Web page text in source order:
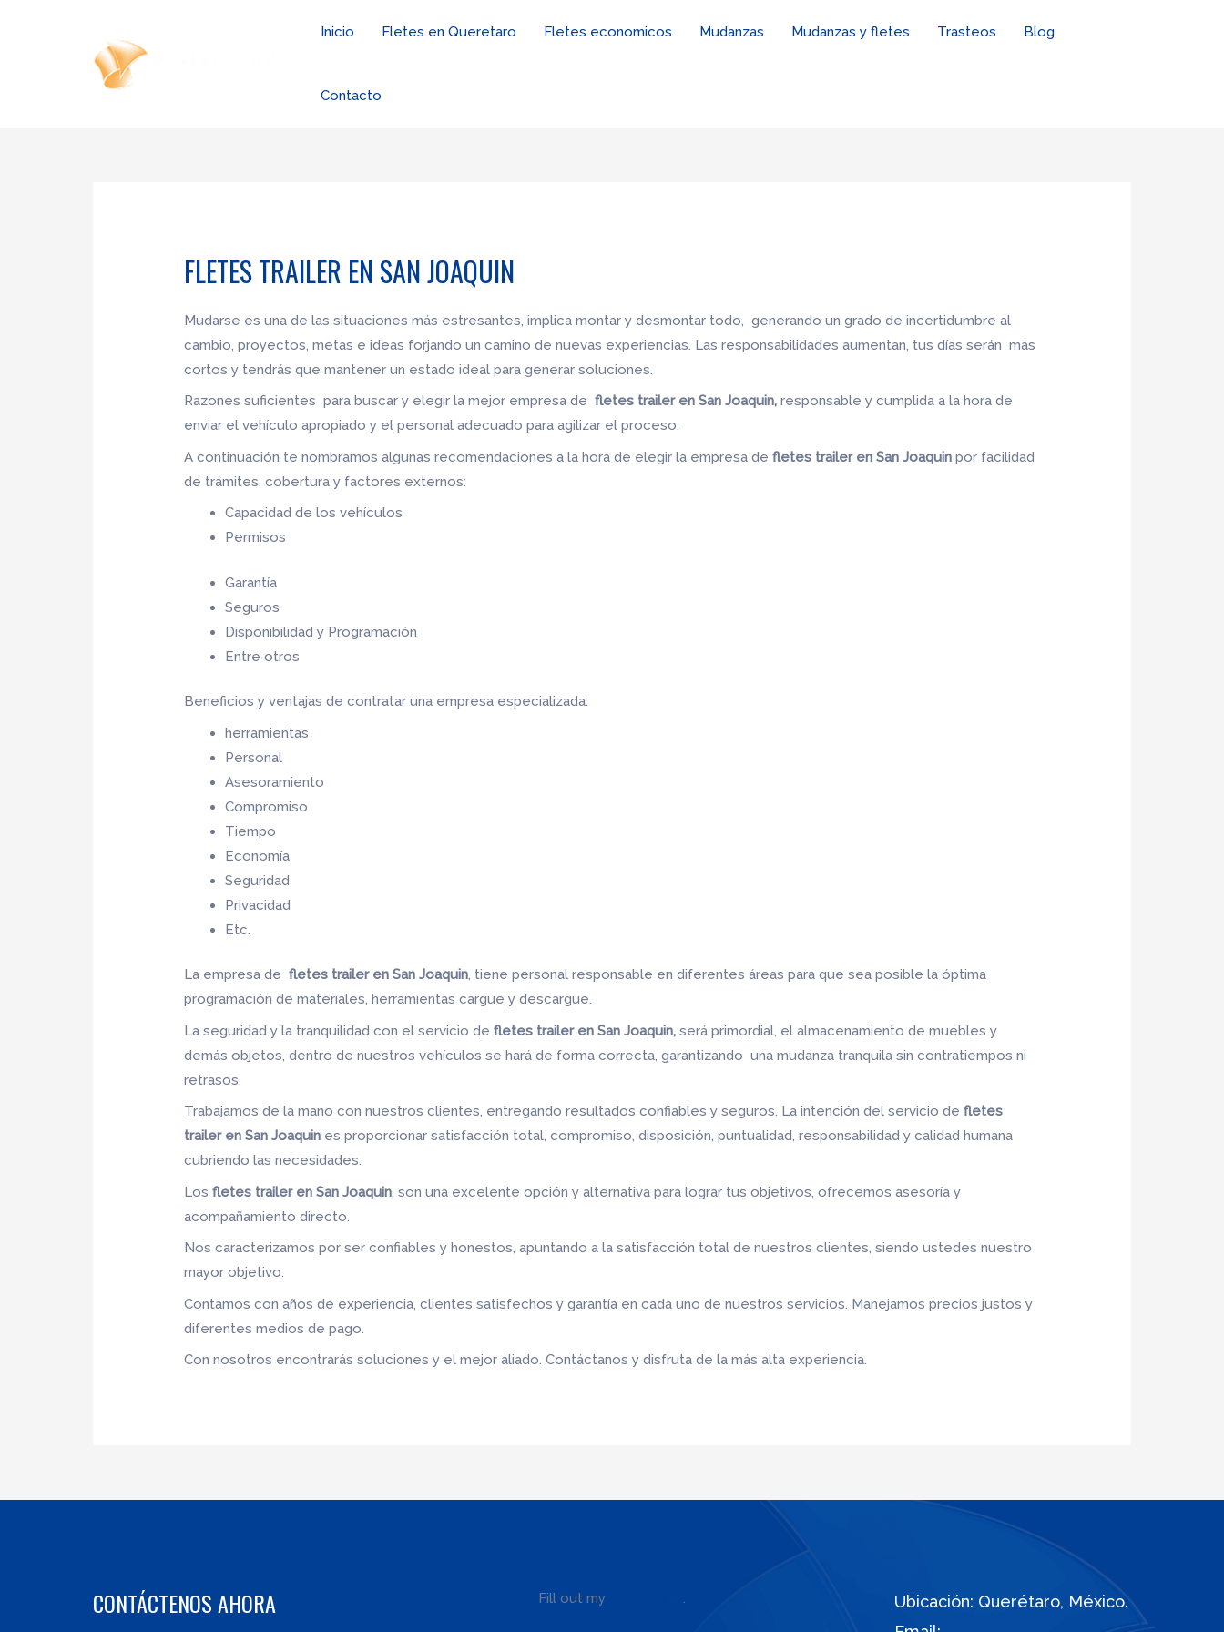
Inicio Fletes en Queretaro Fletes economicos Mudanzas Mudanzas y fletes Trasteos Blog
Contacto
FLETES TRAILER EN SAN JOAQUIN
Mudarse es una de las situaciones más estresantes, implica montar y desmontar todo, generando un grado de incertidumbre al
cambio, proyectos, metas e ideas forjando un camino de nuevas experiencias. Las responsabilidades aumentan, tus días serán más
cortos y tendrás que mantener un estado ideal para generar soluciones.
Razones suficientes para buscar y elegir la mejor empresa defletes trailer en San Joaquin,responsable y cumplida a la hora de
enviar el vehículo apropiado y el personal adecuado para agilizar el proceso.
A continuación te nombramos algunas recomendaciones a la hora de elegir la empresa defletes trailer en San Joaquin por facilidad
de trámites, cobertura y factores externos:
Capacidad de los vehículos
Permisos
Garantía
Seguros
Disponibilidad y Programación
Entre otros
Beneficios y ventajas de contratar una empresa especializada:
herramientas
Personal
Asesoramiento
Compromiso
Tiempo
Economía
Seguridad
Privacidad
Etc.
La empresa defletes trailer en San Joaquin, tiene personal responsable en diferentes áreas para que sea posible la óptima
programación de materiales, herramientas cargue y descargue.
La seguridad y la tranquilidad con el servicio defletes trailer en San Joaquin,será primordial, el almacenamiento de muebles y
demás objetos, dentro de nuestros vehículos se hará de forma correcta, garantizando una mudanza tranquila sin contratiempos ni
retrasos.
Trabajamos de la mano con nuestros clientes, entregando resultados confiables y seguros. La intención del servicio defletes
trailer en San Joaquin es proporcionar satisfacción total, compromiso, disposición, puntualidad, responsabilidad y calidad humana
cubriendo las necesidades.
Losfletes trailer en San Joaquin , son una excelente opción y alternativa para lograr tus objetivos, ofrecemos asesoría y
acompañamiento directo.
Nos caracterizamos por ser confiables y honestos, apuntando a la satisfacción total de nuestros clientes, siendo ustedes nuestro
mayor objetivo.
Contamos con años de experiencia, clientes satisfechos y garantía en cada uno de nuestros servicios. Manejamos precios justos y
diferentes medios de pago.
Con nosotros encontrarás soluciones y el mejor aliado. Contáctanos y disfruta de la más alta experiencia.
CONTÁCTENOS AHORA Fill out my .
Ubicación: Querétaro, México.